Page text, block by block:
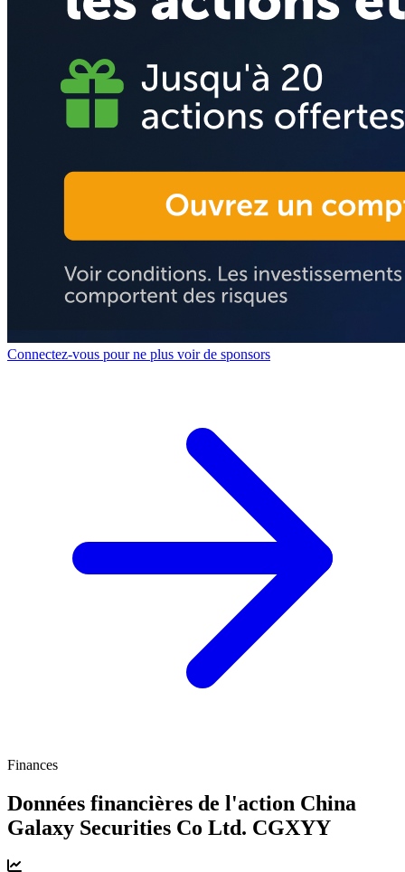
Connectez-vous pour ne plus voir de sponsors
Finances
Données financières de l'action China
Galaxy Securities Co Ltd. CGXYY